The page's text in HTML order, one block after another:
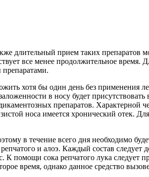
длительный прием таких препаратов
все менее продолжительное время.
хотя бы один день без применения
в носу будет присутствовать
препаратов. Характерной
носа имеется хронический отек.
в течение всего дня необходимо
и алоэ. Каждый состав следует
К помощи сока репчатого лука следует
время, однако данное средство